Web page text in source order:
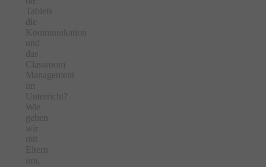
Tablets
die
Kommunikation
und
das
Classroom
Management
im
Unterricht?
Wie
gehen
wir
mit
Eltern
um,